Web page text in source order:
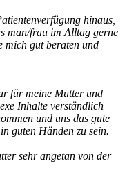
hinaus,
man/frau im Alltag gerne
mich gut beraten und
für meine Mutter und
Inhalte verständlich
und uns das gute
guten Händen zu sein.
sehr angetan von der